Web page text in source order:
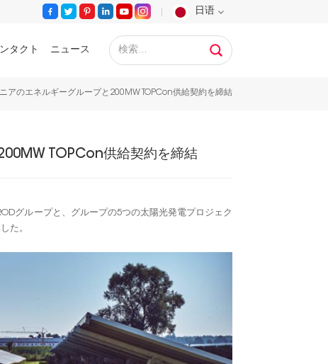
日语
Español
عربي
日语
한국인
タクト ニュース
アのエネルギーグループと200MW TOPCon供給契約を締結
TOPCon供給契約を締結
グループと、グループの5つの太陽光発電プロジェク
た。